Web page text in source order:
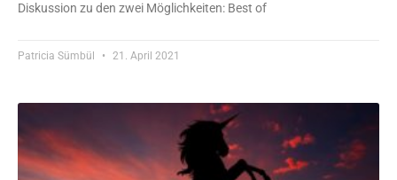
Diskussion zu den zwei Möglichkeiten: Best of
Patricia Sümbül 21. April 2021